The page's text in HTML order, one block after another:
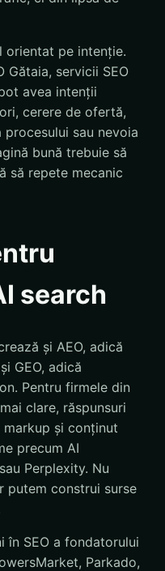
orientat pe intenție.
Gătaia, servicii SEO
avea intenții
cerere de ofertă,
sau nevoia
bună trebuie să
să repete mecanic
search
și AEO, adică
GEO, adică
Pentru firmele din
clare, răspunsuri
markup și conținut
precum AI
Perplexity. Nu
putem construi surse
în SEO a fondatorului
Parkado,